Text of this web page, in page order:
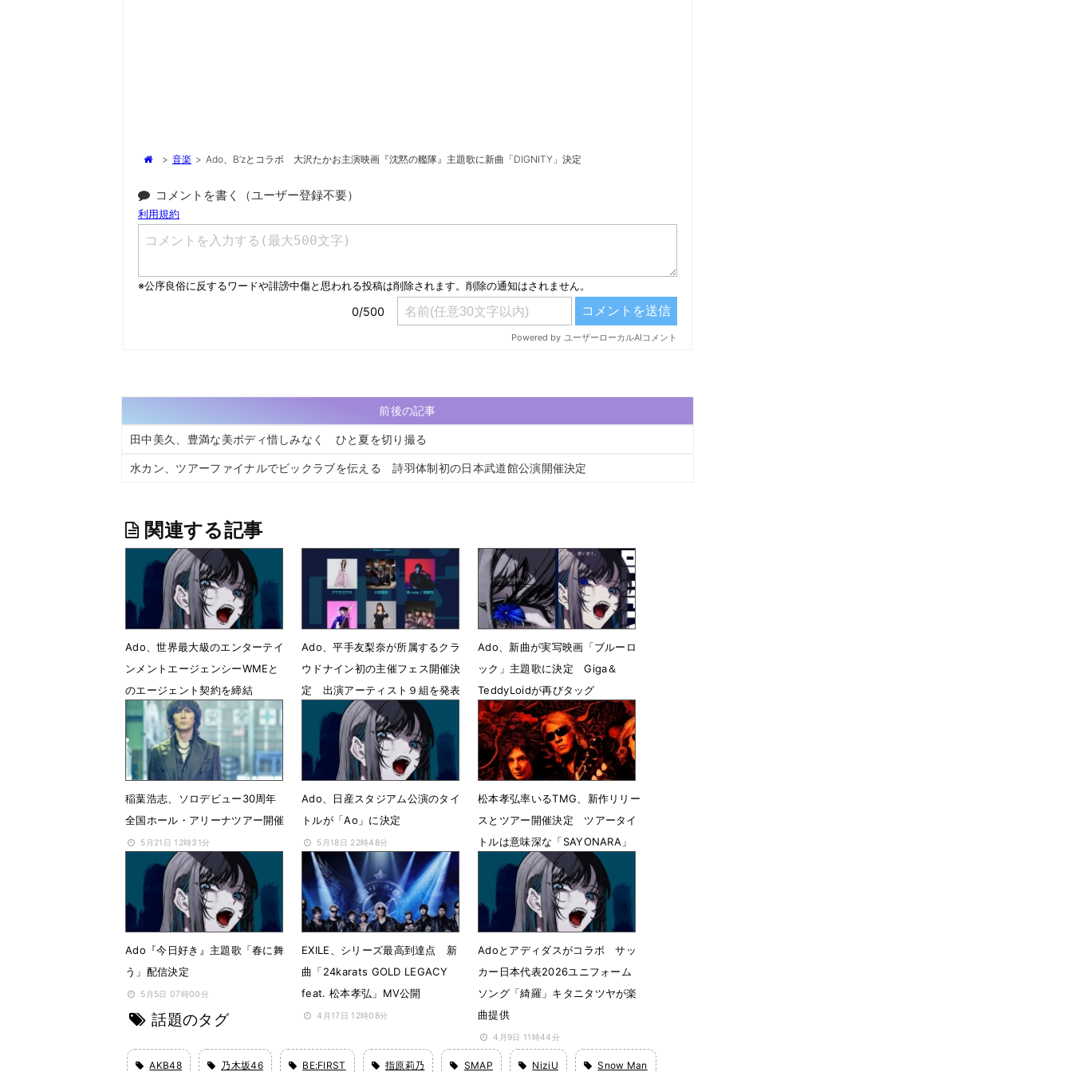
> 音楽 > Ado、B’zとコラボ 大沢たかお主演映画『沈黙の艦隊』主題歌に新曲「DIGNITY」決定
コメントを書く（ユーザー登録不要）
前後の記事
田中美久、豊満な美ボディ惜しみなく ひと夏を切り撮る
水カン、ツアーファイナルでビックラブを伝える 詩羽体制初の日本武道館公演開催決定
関連する記事
Ado、世界最大級のエンターテイ
ンメントエージェンシーWMEと
のエージェント契約を締結
6月23日 23時47分
Ado、平手友梨奈が所属するクラ
ウドナイン初の主催フェス開催決
定 出演アーティスト９組を発表
6月19日 19時02分
Ado、新曲が実写映画「ブルーロ
ック」主題歌に決定 Giga＆
TeddyLoidが再びタッグ
6月5日 06時07分
稲葉浩志、ソロデビュー30周年
全国ホール・アリーナツアー開催
5月21日 12時31分
Ado、日産スタジアム公演のタイ
トルが「Ao」に決定
5月18日 22時48分
松本孝弘率いるTMG、新作リリー
スとツアー開催決定 ツアータイ
トルは意味深な「SAYONARA」
5月8日 14時20分
Ado『今日好き』主題歌「春に舞
う」配信決定
5月5日 07時00分
EXILE、シリーズ最高到達点 新
曲「24karats GOLD LEGACY
feat. 松本孝弘」MV公開
4月17日 12時08分
Adoとアディダスがコラボ サッ
カー日本代表2026ユニフォーム
ソング「綺羅」キタニタツヤが楽
曲提供
4月9日 11時44分
話題のタグ
AKB48 乃木坂46 BE:FIRST 指原莉乃 SMAP NiziU Snow Man